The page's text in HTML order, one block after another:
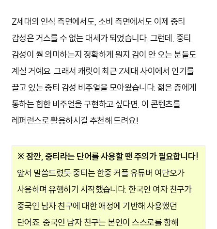
Z세대의 인식 측면에서도, 소비 측면에서도 이제 중티
감성은 거스를 수 없는 대세가 되었습니다. 그런데, 중티
감성이 뭘 의미하는지 정확하게 뭔지 감이 안 오는 분들도
계실 거예요. 그래서 캐릿이 최근 Z세대 사이에서 인기를
끌고 있는 중티 감성 비주얼을 모아왔습니다. 젊은 층에게
통하는 힙한 비주얼을 구현하고 싶다면, 이 콘텐츠를
레퍼런스로 활용하시길 추천해 드려요!
※ 잠깐, 중티라는 단어를 사용할 땐 주의가 필요합니다!
앞서 말씀드렸듯 중티는 한중 커플 유튜버 여단오가
사용하며 유행하기 시작했습니다. 한국인 여자 친구가
중국인 남자 친구에 대한 애정에 기반해 사용했던
단어죠. 중국인 남자 친구는 본인이 스스로를 향해